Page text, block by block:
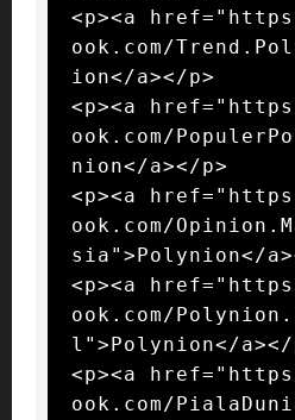
<p><a
ook.com/
ion</a></p>
<p><a
ook.com/
nion</a></p>
<p><a
ook.com/
sia">Polynion</
<p><a
ook.com/
l">Polynion</a></
<p><a
ook.com/